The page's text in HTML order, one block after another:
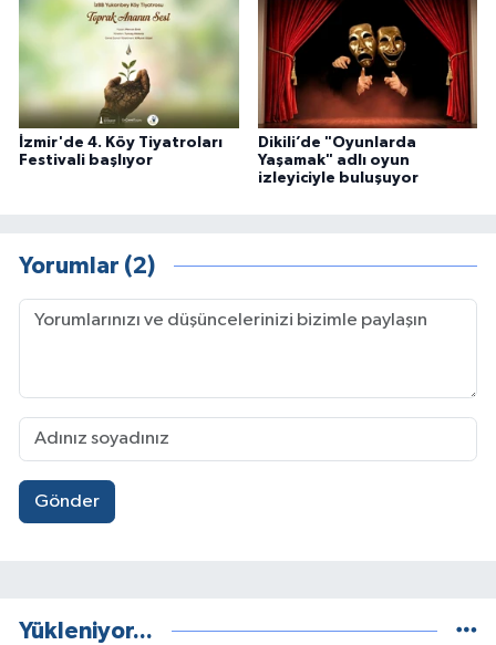
İzmir'de 4. Köy Tiyatroları
Festivali başlıyor
Dikili’de "Oyunlarda
Yaşamak" adlı oyun
izleyiciyle buluşuyor
Yorumlar (2)
Gönder
Yükleniyor...